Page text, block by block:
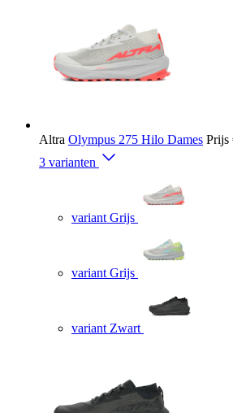
Altra Olympus 275 Hilo Dames Prijs
3 varianten
variant Grijs
variant Grijs
variant Zwart